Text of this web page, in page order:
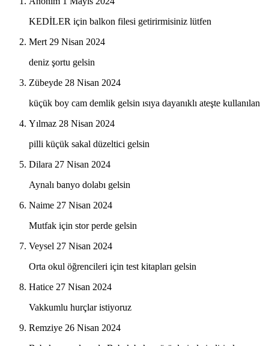
KEDİLER için balkon filesi getirirmisiniz lütfen
Mert 29 Nisan 2024
deniz şortu gelsin
Zübeyde 28 Nisan 2024
küçük boy cam demlik gelsin ısıya dayanıklı ateşte kullanılan
Yılmaz 28 Nisan 2024
pilli küçük sakal düzeltici gelsin
Dilara 27 Nisan 2024
Aynalı banyo dolabı gelsin
Naime 27 Nisan 2024
Mutfak için stor perde gelsin
Veysel 27 Nisan 2024
Оrta okul öğrencileri için test kitapları gelsin
Hatice 27 Nisan 2024
Vakkumlu hurçlar istiyoruz
Remziye 26 Nisan 2024